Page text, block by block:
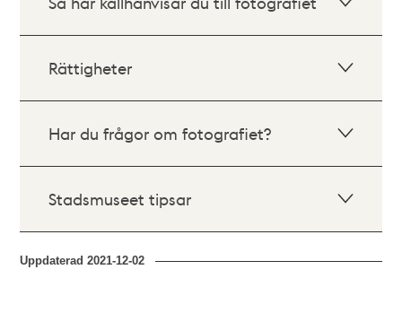
Rättigheter
Har du frågor om fotografiet?
Stadsmuseet tipsar
Uppdaterad2021-12-02